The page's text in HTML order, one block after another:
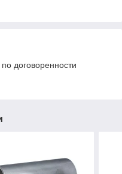
договоренности